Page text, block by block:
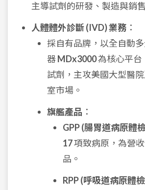
主導試劑的研發、製造與銷
人體體外診斷 (IVD) 業務 ：
採自有品牌，以全自動
器 MDx3000為核心平台
試劑，主攻美國大型醫
室市場。
旗艦產品 ：
GPP (腸胃道病原體
17項致病原，為營
品。
RPP (呼吸道病原體